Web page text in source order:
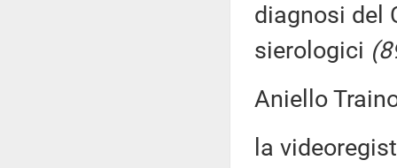
diagnosi del
sierologici
Aniello
la